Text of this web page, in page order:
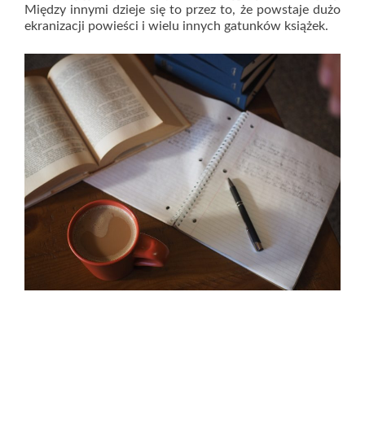
Między innymi dzieje się to przez to, że powstaje dużo
ekranizacji powieści i wielu innych gatunków książek.